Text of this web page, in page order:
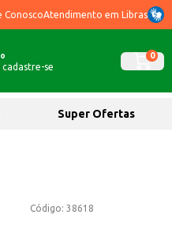
ConoscoAtendimento em Libras
se
0
Super Ofertas
Código: 38618